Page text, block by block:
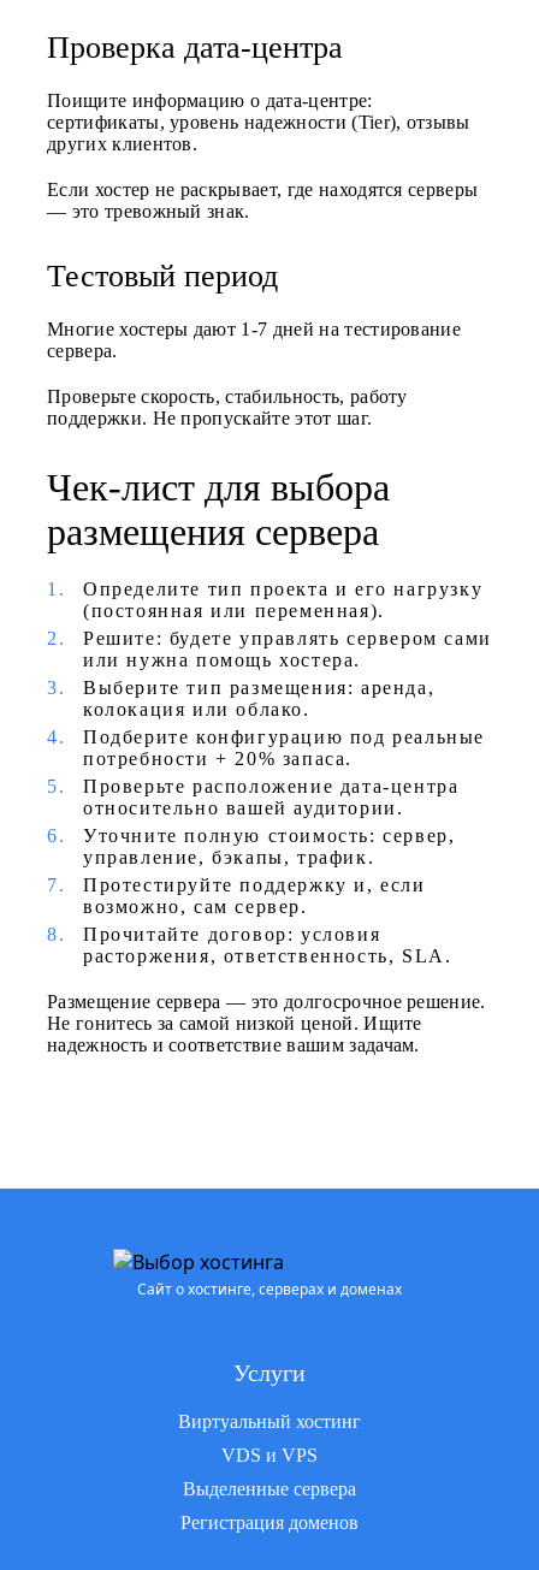
Проверка дата-центра
Поищите информацию о дата-центре:
сертификаты, уровень надежности (Tier), отзывы
других клиентов.
Если хостер не раскрывает, где находятся серверы
— это тревожный знак.
Тестовый период
Многие хостеры дают 1-7 дней на тестирование
сервера.
Проверьте скорость, стабильность, работу
поддержки. Не пропускайте этот шаг.
Чек-лист для выбора
размещения сервера
Определите тип проекта и его нагрузку
(постоянная или переменная).
Решите: будете управлять сервером сами
или нужна помощь хостера.
Выберите тип размещения: аренда,
колокация или облако.
Подберите конфигурацию под реальные
потребности + 20% запаса.
Проверьте расположение дата-центра
относительно вашей аудитории.
Уточните полную стоимость: сервер,
управление, бэкапы, трафик.
Протестируйте поддержку и, если
возможно, сам сервер.
Прочитайте договор: условия
расторжения, ответственность, SLA.
Размещение сервера — это долгосрочное решение.
Не гонитесь за самой низкой ценой. Ищите
надежность и соответствие вашим задачам.
Сайт о хостинге, серверах и доменах
Услуги
Виртуальный хостинг
VDS и VPS
Выделенные сервера
Регистрация доменов